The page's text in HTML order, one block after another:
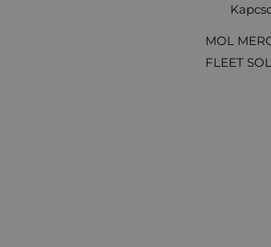
MOL
FLEET